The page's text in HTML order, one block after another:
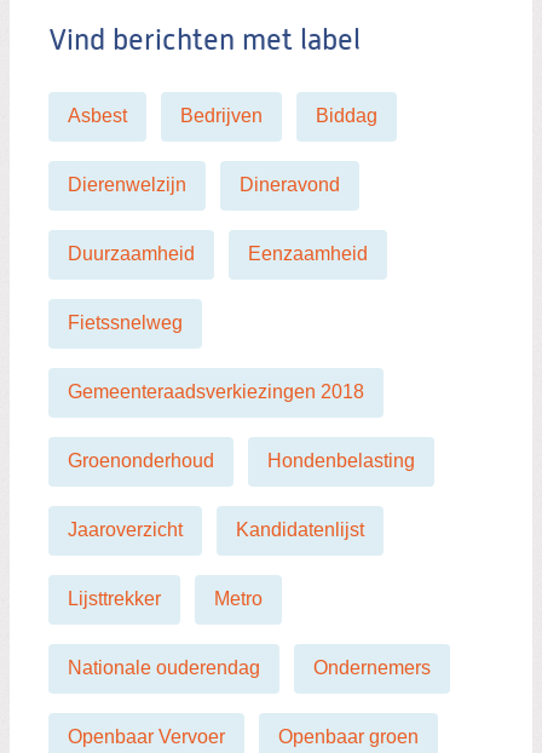
Vind berichten met label
Asbest Bedrijven Biddag
Dierenwelzijn Dineravond
Duurzaamheid Eenzaamheid
Fietssnelweg
Gemeenteraadsverkiezingen 2018
Groenonderhoud Hondenbelasting
Jaaroverzicht Kandidatenlijst
Lijsttrekker Metro
Nationale ouderendag Ondernemers
Openbaar Vervoer Openbaar groen